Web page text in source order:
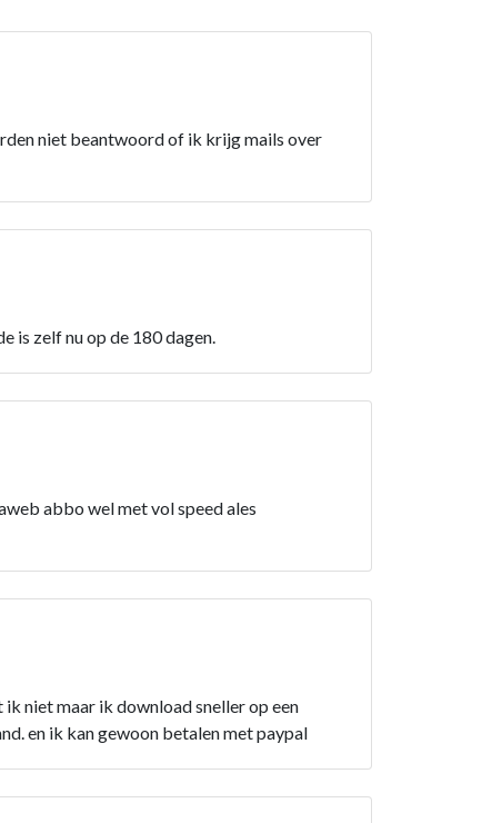
niet beantwoord of ik krijg mails over
is zelf nu op de 180 dagen.
abbo wel met vol speed ales
niet maar ik download sneller op een
en ik kan gewoon betalen met paypal